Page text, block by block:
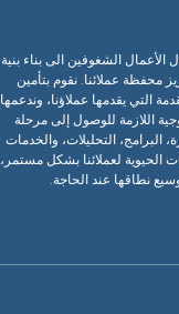
الشغوفين الى بناء بنية
محفظة عملائنا. نقوم بتأمين
التي يقدمها عملاؤنا، وندعمها
اللازمة للوصول إلى مرحلة
البرامج، التحليلات، والخدمات
الحيوية لعملائنا بشكل مستمر،
نطاقها عند الحاجة.